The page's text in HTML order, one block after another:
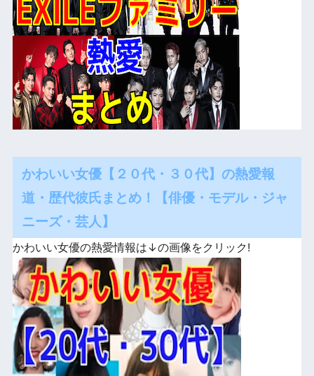
かわいい女優【２０代・３０代】の熱愛報
道・歴代彼氏まとめ！【俳優・モデル・ジャ
ニーズ・芸人】
かわいい女優の熱愛情報は↓の画像をクリック!